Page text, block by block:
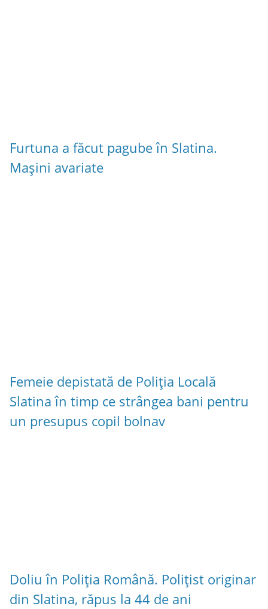
Furtuna a făcut pagube în Slatina.
Mașini avariate
Femeie depistată de Poliția Locală
Slatina în timp ce strângea bani pentru
un presupus copil bolnav
Doliu în Poliția Română. Polițist originar
din Slatina, răpus la 44 de ani